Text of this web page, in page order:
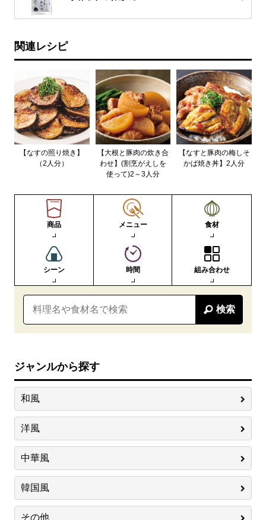
関連レシピ
【なすの照り焼き】
（2人分）
【大根と豚肉の炊き合
わせ】(割烹がえしを
使って)2～3人分
【なすと豚肉の梅しそ
かば焼き丼】2人分
商品 メニュー 食材
シーン 時間 組み合わせ
検索
ジャンルから探す
和風
洋風
中華風
韓国風
その他